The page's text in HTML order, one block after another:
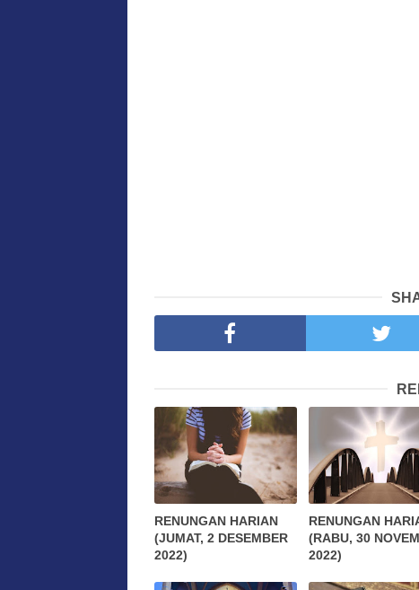
RENUNGAN HARIAN
(JUMAT, 2 DESEMBER
2022)
RENUNGAN
(RABU, 30
2022)